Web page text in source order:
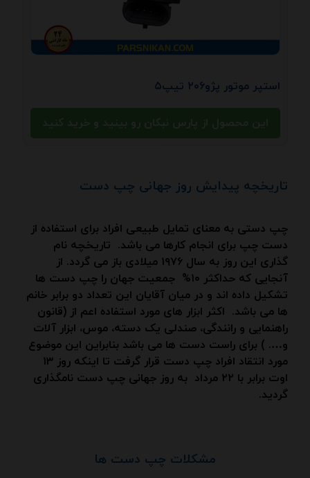
استپر موتور پژو۲۰۶ تیپ۵
تاریخچه پیدایش روز جهانی چپ دست
چپ دستی به معنای تمایل طبیعی افراد برای استفاده از
دست چپ برای انجام کارها می باشد. تاریخچه نام
گذاری این روز به سال ۱۹۷۶ میلادی باز می گردد. از
آنجایی که حداکثر ۱۰% جمعیت جهان را چپ دست ها
تشکیل داده اند و در میان آقایان این تعداد دو برابر خانم
ها می باشد. اکثر ابزار های مورد استفاده اعم از (قانون
راهنمایی و رانندگی، صندلی یک دسته، موس، ابزار آلات
و…. ) برای راست دست ها می باشد بنابراین این موضوع
مورد انتقاد افراد چپ دست قرار گرفت تا اینکه روز ۱۳
اوت برابر با ۲۲ مرداد به روز جهانی چپ دست نامگذاری
گردید.
مشکلات چپ دست ها